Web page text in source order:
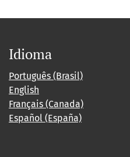
Idioma
Português (Brasil)
English
Français (Canada)
Español (España)